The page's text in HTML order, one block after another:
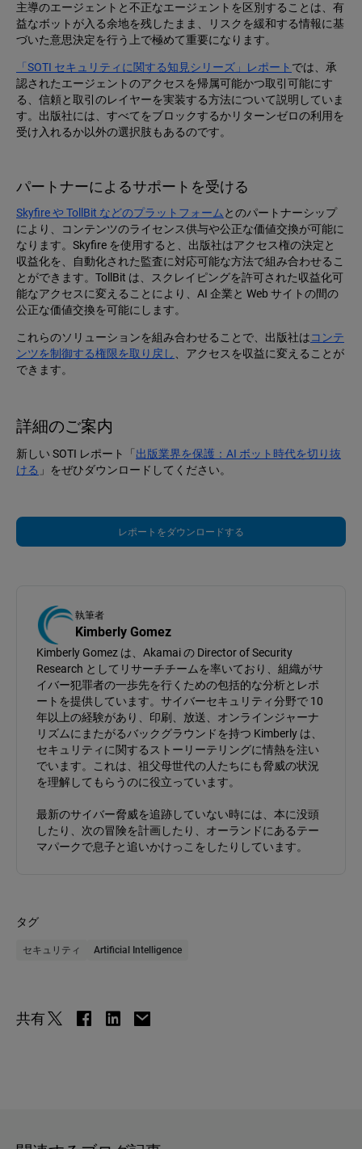
主導のエージェントと不正なエージェントを区別することは、有
益なボットが入る余地を残したまま、リスクを緩和する情報に基
づいた意思決定を行う上で極めて重要になります。
「SOTI セキュリティに関する知見シリーズ」レポート では、承
認されたエージェントのアクセスを帰属可能かつ取引可能にす
る、信頼と取引のレイヤーを実装する方法について説明していま
す。出版社には、すべてをブロックするかリターンゼロの利用を
受け入れるか以外の選択肢もあるのです。
パートナーによるサポートを受ける
Skyfire や TollBit などのプラットフォームとのパートナーシップ
により、コンテンツのライセンス供与や公正な価値交換が可能に
なります。Skyfire を使用すると、出版社はアクセス権の決定と
収益化を、自動化された監査に対応可能な方法で組み合わせるこ
とができます。TollBit は、スクレイピングを許可された収益化可
能なアクセスに変えることにより、AI 企業と Web サイトの間の
公正な価値交換を可能にします。
これらのソリューションを組み合わせることで、出版社はコンテ
ンツを制御する権限を取り戻し 、アクセスを収益に変えることが
できます。
詳細のご案内
新しい SOTI レポート「 出版業界を保護：AI ボット時代を切り抜
ける 」をぜひダウンロードしてください。
レポートをダウンロードする
執筆者
Kimberly Gomez
Kimberly Gomez は、Akamai の Director of Security
Research としてリサーチチームを率いており、組織がサ
イバー犯罪者の一歩先を行くための包括的な分析とレポ
ートを提供しています。サイバーセキュリティ分野で 10
年以上の経験があり、印刷、放送、オンラインジャーナ
リズムにまたがるバックグラウンドを持つ Kimberly は、
セキュリティに関するストーリーテリングに情熱を注い
でいます。これは、祖父母世代の人たちにも脅威の状況
を理解してもらうのに役立っています。
最新のサイバー脅威を追跡していない時には、本に没頭
したり、次の冒険を計画したり、オーランドにあるテー
マパークで息子と追いかけっこをしたりしています。
タグ
セキュリティ Artificial Intelligence
共有